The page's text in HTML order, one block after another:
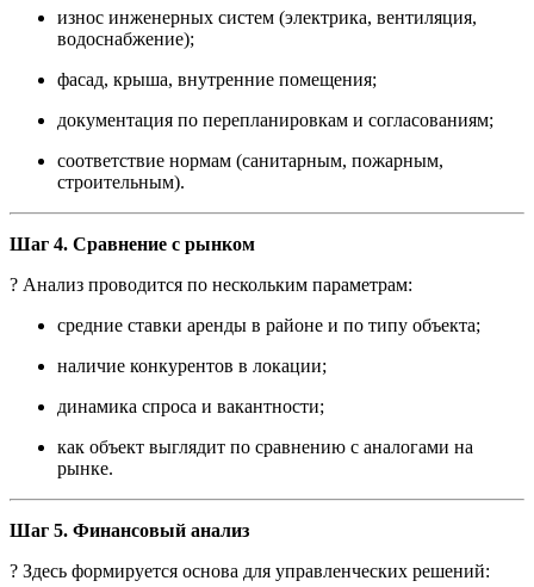
износ инженерных систем (электрика, вентиляция,
водоснабжение);
фасад, крыша, внутренние помещения;
документация по перепланировкам и согласованиям;
соответствие нормам (санитарным, пожарным,
строительным).
Шаг 4. Сравнение с рынком
? Анализ проводится по нескольким параметрам:
средние ставки аренды в районе и по типу объекта;
наличие конкурентов в локации;
динамика спроса и вакантности;
как объект выглядит по сравнению с аналогами на
рынке.
Шаг 5. Финансовый анализ
? Здесь формируется основа для управленческих решений: